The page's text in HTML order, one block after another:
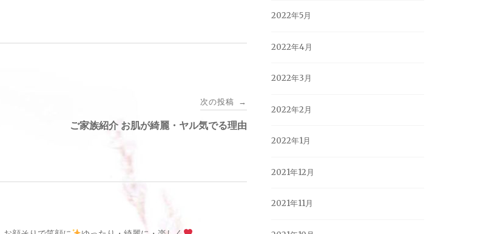
次の投稿 →
ご家族紹介 お肌が綺麗・ヤル気でる理由
2022年5月
2022年4月
2022年3月
2022年2月
2022年1月
2021年12月
2021年11月